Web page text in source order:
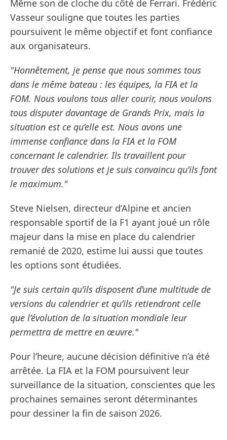
Même son de cloche du côté de Ferrari. Frédéric
Vasseur souligne que toutes les parties
poursuivent le même objectif et font confiance
aux organisateurs.
"Honnêtement, je pense que nous sommes tous
dans le même bateau : les équipes, la FIA et la
FOM. Nous voulons tous aller courir, nous voulons
tous disputer davantage de Grands Prix, mais la
situation est ce qu’elle est. Nous avons une
immense confiance dans la FIA et la FOM
concernant le calendrier. Ils travaillent pour
trouver des solutions et je suis convaincu qu’ils font
le maximum."
Steve Nielsen, directeur d’Alpine et ancien
responsable sportif de la F1 ayant joué un rôle
majeur dans la mise en place du calendrier
remanié de 2020, estime lui aussi que toutes
les options sont étudiées.
"Je suis certain qu’ils disposent d’une multitude de
versions du calendrier et qu’ils retiendront celle
que l’évolution de la situation mondiale leur
permettra de mettre en œuvre."
Pour l’heure, aucune décision définitive n’a été
arrêtée. La FIA et la FOM poursuivent leur
surveillance de la situation, conscientes que les
prochaines semaines seront déterminantes
pour dessiner la fin de saison 2026.